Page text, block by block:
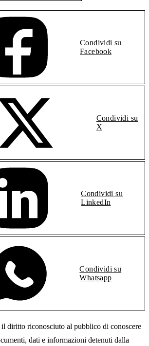
Condividi su
Facebook
Condividi su
X
Condividi su
LinkedIn
Condividi su
Whatsapp
diritto riconosciuto al pubblico di conoscere
dati e informazioni detenuti dalla